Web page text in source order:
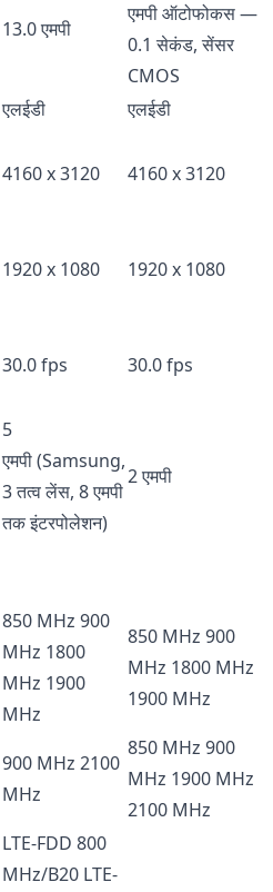
13.0 एमपी
एमपी ऑटोफोकस —
0.1 सेकंड, सेंसर
CMOS
एलईडी
एलईडी
4160 x 3120 4160 x 3120
1920 x 1080 1920 x 1080
30.0 fps 30.0 fps
5
एमपी (Samsung,
3 तत्व लेंस, 8 एमपी
तक इंटरपोलेशन)
2 एमपी
850 MHz 900
MHz 1800
MHz 1900
MHz
850 MHz 900
MHz 1800 MHz
1900 MHz
900 MHz 2100
MHz
850 MHz 900
MHz 1900 MHz
2100 MHz
LTE-FDD 800
MHz/B20 LTE-